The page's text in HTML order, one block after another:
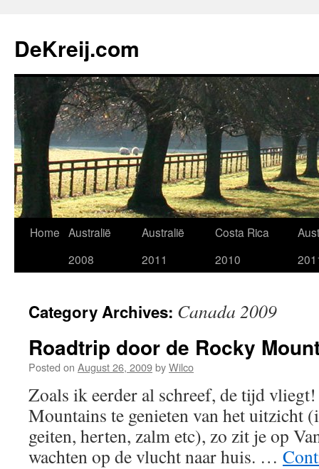
content
DeKreij.com
Home Australië
2008
Australië
2011
Costa Rica
2010
Category Archives: Canada 2009
Roadtrip door de Rocky
Posted on August 26, 2009byWilco
Zoals ik eerder al schreef, de tijd
Mountains te genieten van het uitzicht
geiten, herten, zalm etc), zo zit je op
wachten op de vlucht naar huis. …